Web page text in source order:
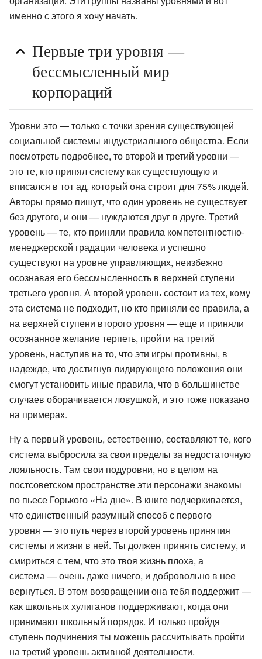
именно с этого я хочу начать.
Первые три уровня —
бессмысленный мир
корпораций
Уровни это — только с точки зрения существующей
социальной системы индустриального общества. Если
посмотреть подробнее, то второй и третий уровни —
это те, кто принял систему как существующую и
вписался в тот ад, который она строит для 75% людей.
Авторы прямо пишут, что один уровень не существует
без другого, и они — нуждаются друг в друге. Третий
уровень — те, кто приняли правила компетентностно-
менеджерской градации человека и успешно
существуют на уровне управляющих, неизбежно
осознавая его бессмысленность в верхней ступени
третьего уровня. А второй уровень состоит из тех, кому
эта система не подходит, но кто приняли ее правила, а
на верхней ступени второго уровня — еще и приняли
осознанное желание терпеть, пройти на третий
уровень, наступив на то, что эти игры противны, в
надежде, что достигнув лидирующего положения они
смогут установить иные правила, что в большинстве
случаев оборачивается ловушкой, и это тоже показано
на примерах.
Ну а первый уровень, естественно, составляют те, кого
система выбросила за свои пределы за недостаточную
лояльность. Там свои подуровни, но в целом на
постсоветском пространстве эти персонажи знакомы
по пьесе Горького «На дне». В книге подчеркивается,
что единственный разумный способ с первого
уровня — это путь через второй уровень принятия
системы и жизни в ней. Ты должен принять систему, и
смириться с тем, что это твоя жизнь плоха, а
система — очень даже ничего, и добровольно в нее
вернуться. В этом возвращении она тебя поддержит —
как школьных хулиганов поддерживают, когда они
принимают школьный порядок. И только пройдя
ступень подчинения ты можешь рассчитывать пройти
на третий уровень активной деятельности.